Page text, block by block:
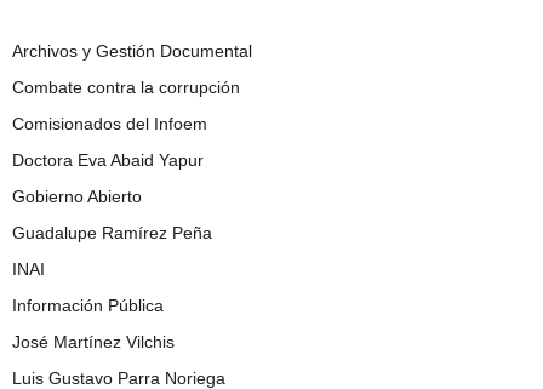
Archivos y Gestión Documental
Combate contra la corrupción
Comisionados del Infoem
Doctora Eva Abaid Yapur
Gobierno Abierto
Guadalupe Ramírez Peña
INAI
Información Pública
José Martínez Vilchis
Luis Gustavo Parra Noriega